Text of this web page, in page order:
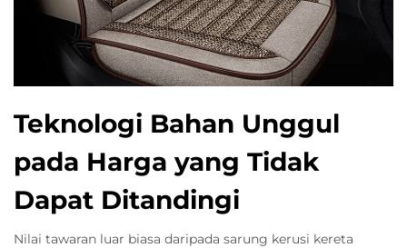
Teknologi Bahan Unggul
pada Harga yang Tidak
Dapat Ditandingi
Nilai tawaran luar biasa daripada sarung kerusi kereta